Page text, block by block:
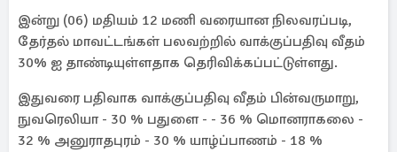
இன்று (06) மதியம் 12 மணி வரையான நிலவரப்படி,
தேர்தல் மாவட்டங்கள் பலவற்றில் வாக்குப்பதிவு வீதம்
30% ஐ தாண்டியுள்ளதாக தெரிவிக்கப்பட்டுள்ளது.
இதுவரை பதிவாக வாக்குப்பதிவு வீதம் பின்வருமாறு,
நுவரெலியா - 30 % பதுளை - - 36 % மொனராகலை -
32 % அனுராதபுரம் - 30 % யாழ்ப்பாணம் - 18 %